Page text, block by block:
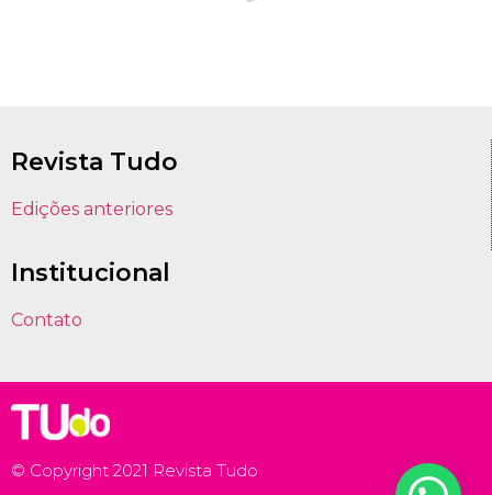
Revista Tudo
Edições anteriores
Institucional
Contato
© Copyright 2021 Revista Tudo